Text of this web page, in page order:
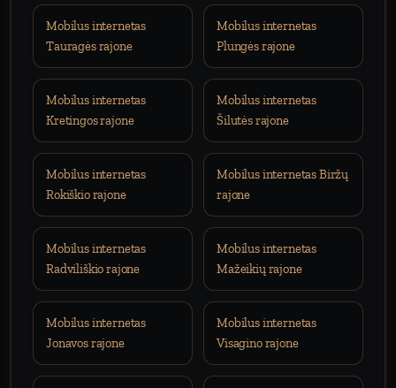
Mobilus internetas
Tauragės rajone
Mobilus internetas
Plungės rajone
Mobilus internetas
Kretingos rajone
Mobilus internetas
Šilutės rajone
Mobilus internetas
Rokiškio rajone
Mobilus internetas Biržų
rajone
Mobilus internetas
Radviliškio rajone
Mobilus internetas
Mažeikių rajone
Mobilus internetas
Jonavos rajone
Mobilus internetas
Visagino rajone